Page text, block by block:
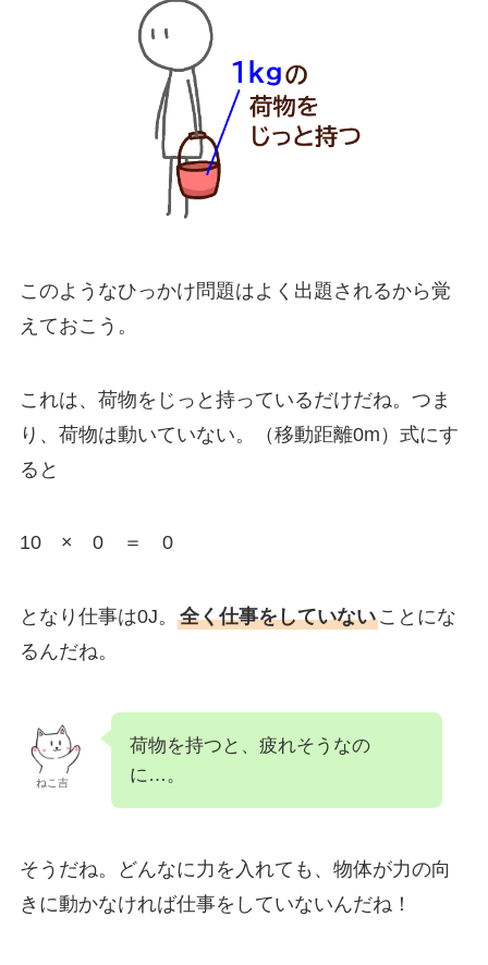
このようなひっかけ問題はよく出題されるから覚
えておこう。
これは、荷物をじっと持っているだけだね。つま
り、荷物は動いていない。（移動距離0m）式にす
ると
10 × 0 ＝ 0
となり仕事は0J。 全く仕事をしていないことにな
るんだね。
ねこ吉
荷物を持つと、疲れそうなの
に…。
そうだね。どんなに力を入れても、物体が力の向
きに動かなければ仕事をしていないんだね！